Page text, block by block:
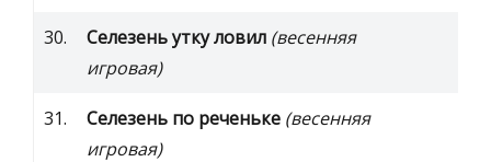
30. Селезень утку ловил (весенняя
игровая)
31. Селезень по реченьке (весенняя
игровая)